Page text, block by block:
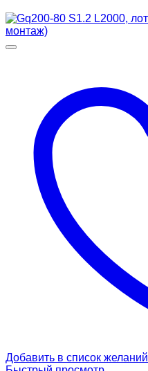
Добавить в список желаний